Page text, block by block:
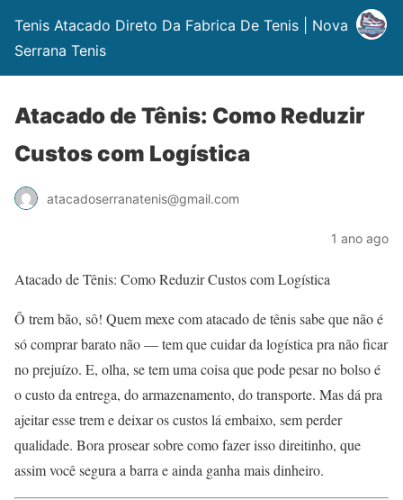
Tenis Atacado Direto Da Fabrica De Tenis | Nova
Serrana Tenis
Atacado de Tênis: Como Reduzir
Custos com Logística
atacadoserranatenis@gmail.com
1 ano ago
Atacado de Tênis: Como Reduzir Custos com Logística
Ô trem bão, sô! Quem mexe com atacado de tênis sabe que não é
só comprar barato não — tem que cuidar da logística pra não ficar
no prejuízo. E, olha, se tem uma coisa que pode pesar no bolso é
o custo da entrega, do armazenamento, do transporte. Mas dá pra
ajeitar esse trem e deixar os custos lá embaixo, sem perder
qualidade. Bora prosear sobre como fazer isso direitinho, que
assim você segura a barra e ainda ganha mais dinheiro.